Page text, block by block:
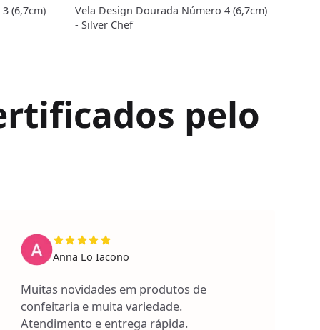
(6,7cm)
Vela Design Dourada Número 4 (6,7cm)
- Silver Chef
pelo
Anna Lo Iacono
Muitas novidades em produtos de
confeitaria e muita variedade.
Atendimento e entrega rápida.